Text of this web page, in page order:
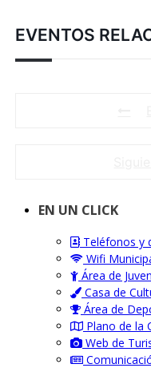
EVENTOS
EN UN CLICK
Teléfonos y
Wifi
Área de
Casa de
Área de
Plano de la
Web de